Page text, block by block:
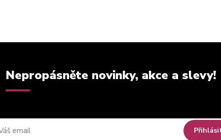
Nepropásněte novinky, akce a slevy!